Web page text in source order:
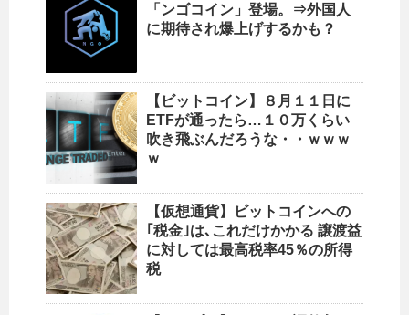
「ンゴコイン」登場。⇒外国人
に期待され爆上げするかも？
【ビットコイン】８月１１日に
ETFが通ったら…１０万くらい
吹き飛ぶんだろうな・・ｗｗｗ
ｗ
【仮想通貨】ビットコインへの
｢税金｣は､これだけかかる 譲渡益
に対しては最高税率45％の所得
税